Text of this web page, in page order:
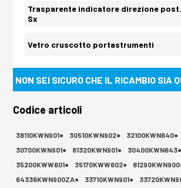
Trasparente indicatore direzione post.
Sx
Vetro cruscotto portastrumenti
NON SEI SICURO CHE IL RICAMBIO SIA
Codice articoli
38110KWN901● 30510KWN902● 32100KWN640●
30700KWN901●
81320KWN901● 30400KWN643●
35200KWW601●
35170KWW602●
64336KWN900ZA●
33710KWN901●